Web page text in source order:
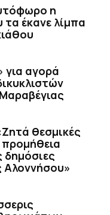
η
τα έκανε λίμπα
για αγορά
θεσμικές
προμήθεια
δημόσιες
Αλοννήσου»